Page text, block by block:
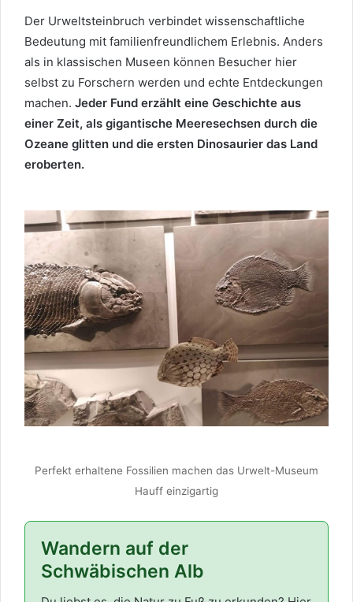
Der Urweltsteinbruch verbindet wissenschaftliche
Bedeutung mit familienfreundlichem Erlebnis. Anders
als in klassischen Museen können Besucher hier
selbst zu Forschern werden und echte Entdeckungen
machen. Jeder Fund erzählt eine Geschichte aus
einer Zeit, als gigantische Meeresechsen durch die
Ozeane glitten und die ersten Dinosaurier das Land
eroberten.
Perfekt erhaltene Fossilien machen das Urwelt-Museum
Hauff einzigartig
Wandern auf der
Schwäbischen Alb